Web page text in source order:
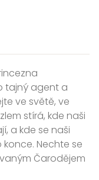
tajný agent a
ve světě, ve
stírá, kde naši
a kde se naši
Nechte se
Čarodějem